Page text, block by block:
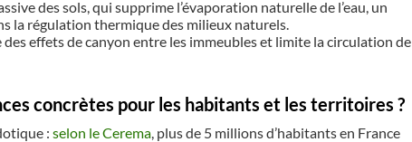
des sols, qui supprime l’évaporation naturelle de l’eau, un
la régulation thermique des milieux naturels.
effets de canyon entre les immeubles et limite la circulation de
concrètes pour les habitants et les territoires ?
: selon le Cerema , plus de 5 millions d’habitants en France